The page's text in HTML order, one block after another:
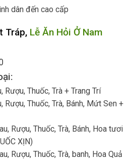
dân đến cao cấp
Tráp, Lễ Ăn Hỏi Ở Nam
Rượu, Thuốc, Trà + Trang Trí
Rượu, Thuốc, Trà, Bánh, Mứt Sen +
Rượu, Thuốc, Trà, Bánh, Hoa tươi
XỊN)
Rượu, Thuốc, Trà, banh, Hoa Quả